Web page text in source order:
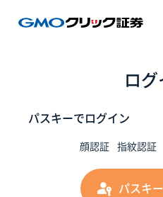
ログ
パスキーでログイン
顔認証 指紋認証
パスキ